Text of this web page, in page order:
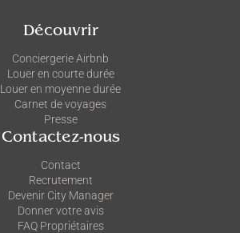
Découvrir
Conciergerie Airbnb
Louer en courte durée
Louer en moyenne durée
Carnet de voyages
Presse
Contactez-nous
Contact
Recrutement
Devenir City Manager
Donner votre avis
FAQ Propriétaires